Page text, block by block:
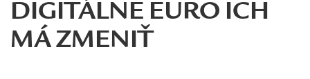
DIGITÁLNE EURO ICH
MÁ ZMENIŤ